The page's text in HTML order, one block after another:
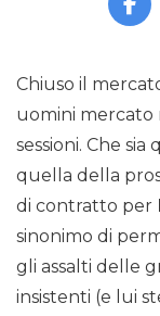
Chiuso il
uomini mercato
sessioni. Che
quella della
di contratto per
sinonimo di
gli assalti delle
insistenti (e lui